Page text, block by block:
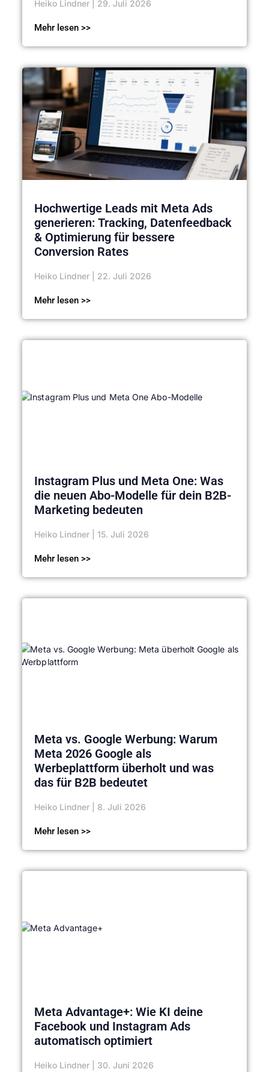
Heiko Lindner 29. Juli 2026
Mehr lesen >>
Hochwertige Leads mit Meta Ads
generieren: Tracking, Datenfeedback
& Optimierung für bessere
Conversion Rates
Heiko Lindner 22. Juli 2026
Mehr lesen >>
Instagram Plus und Meta One: Was
die neuen Abo-Modelle für dein B2B-
Marketing bedeuten
Heiko Lindner 15. Juli 2026
Mehr lesen >>
Meta vs. Google Werbung: Warum
Meta 2026 Google als
Werbeplattform überholt und was
das für B2B bedeutet
Heiko Lindner 8. Juli 2026
Mehr lesen >>
Meta Advantage+: Wie KI deine
Facebook und Instagram Ads
automatisch optimiert
Heiko Lindner 30. Juni 2026